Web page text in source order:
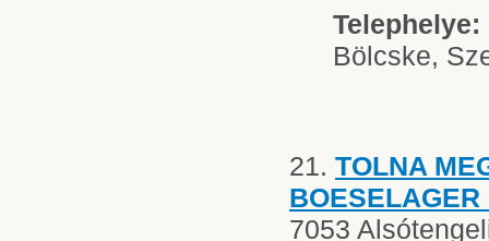
Telephelye:
Bölcske,
21. TOLNA
BOESELAGER
7053